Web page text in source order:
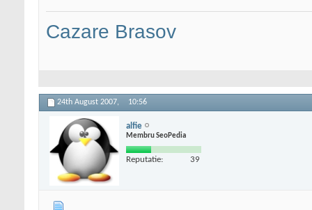
Cazare Brasov
24th August 2007, 10:56
alfie
Membru SeoPedia
Reputatie: 39